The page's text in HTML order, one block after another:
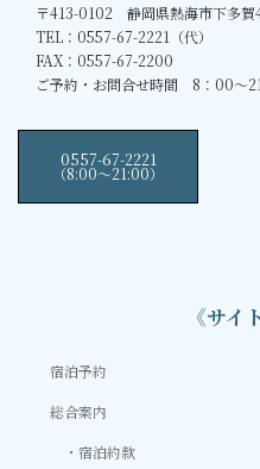
〒413-0102 静岡県熱海市下多賀
TEL：0557-67-2221（代）
FAX：0557-67-2200
ご予約・お問合せ時間 8：00～
0557-67-2221
（8:00〜21:00）
《サイ
宿泊予約
総合案内
宿泊約款